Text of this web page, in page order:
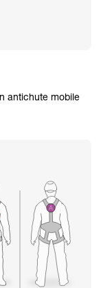
antichute mobile